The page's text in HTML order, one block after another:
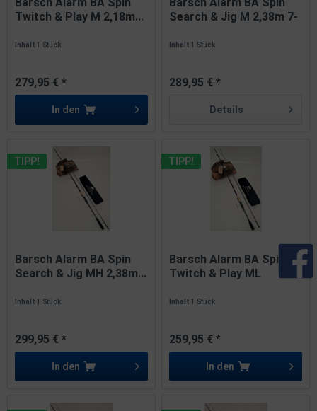
Twitch & Play M 2,18m...
Inhalt1 Stück
279,95 € *
In den
Search & Jig M 2,38m 7-
Inhalt1 Stück
289,95 € *
Details
TIPP!
Barsch Alarm BA Spin
Search & Jig MH 2,38m...
Inhalt1 Stück
299,95 € *
In den
TIPP!
Barsch Alarm BA Spin
Twitch & Play ML
Inhalt1 Stück
259,95 € *
In den